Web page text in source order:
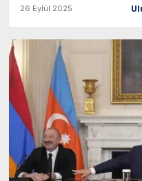
26 Eylül 2025